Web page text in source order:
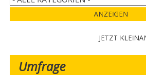
ANZEIGEN
JETZT
Umfrage